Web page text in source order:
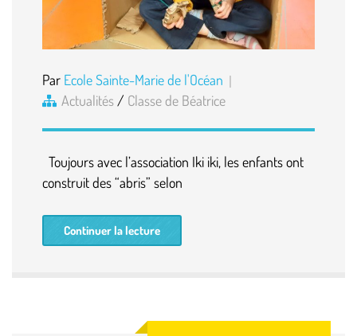
Par Ecole Sainte-Marie de l'Océan
Actualités / Classe de Béatrice
Toujours avec l’association Iki iki, les enfants ont
construit des “abris” selon
Continuer la lecture